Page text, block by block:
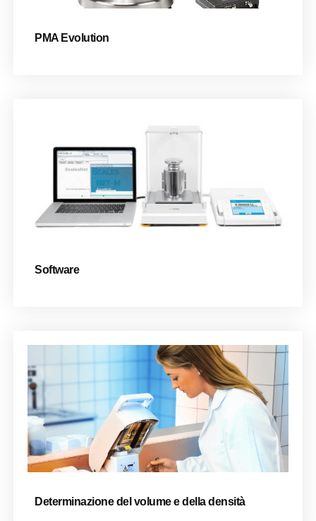
PMA Evolution
Software
Determinazione del volume e della densità